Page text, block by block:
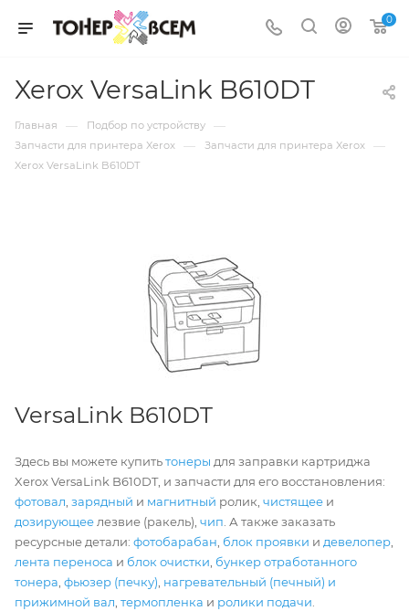
0
Xerox VersaLink B610DT
Главная — Подбор по устройству —
Запчасти для принтера Xerox — Запчасти для принтера Xerox —
Xerox VersaLink B610DT
VersaLink B610DT
Здесь вы можете купитьтонеры для заправки картриджа
Xerox VersaLink B610DT, и запчасти для его восстановления:
фотовал зарядный и магнитный ролик, чистящее и
дозирующее лезвие (ракель), чип . А также заказать
ресурсные детали: фотобарабан блок проявки и девелопер
лента переноса и блок очистки бункер отработанного
тонера фьюзер (печку) нагревательный (печный) и
прижимной вал термопленка и ролики подачи